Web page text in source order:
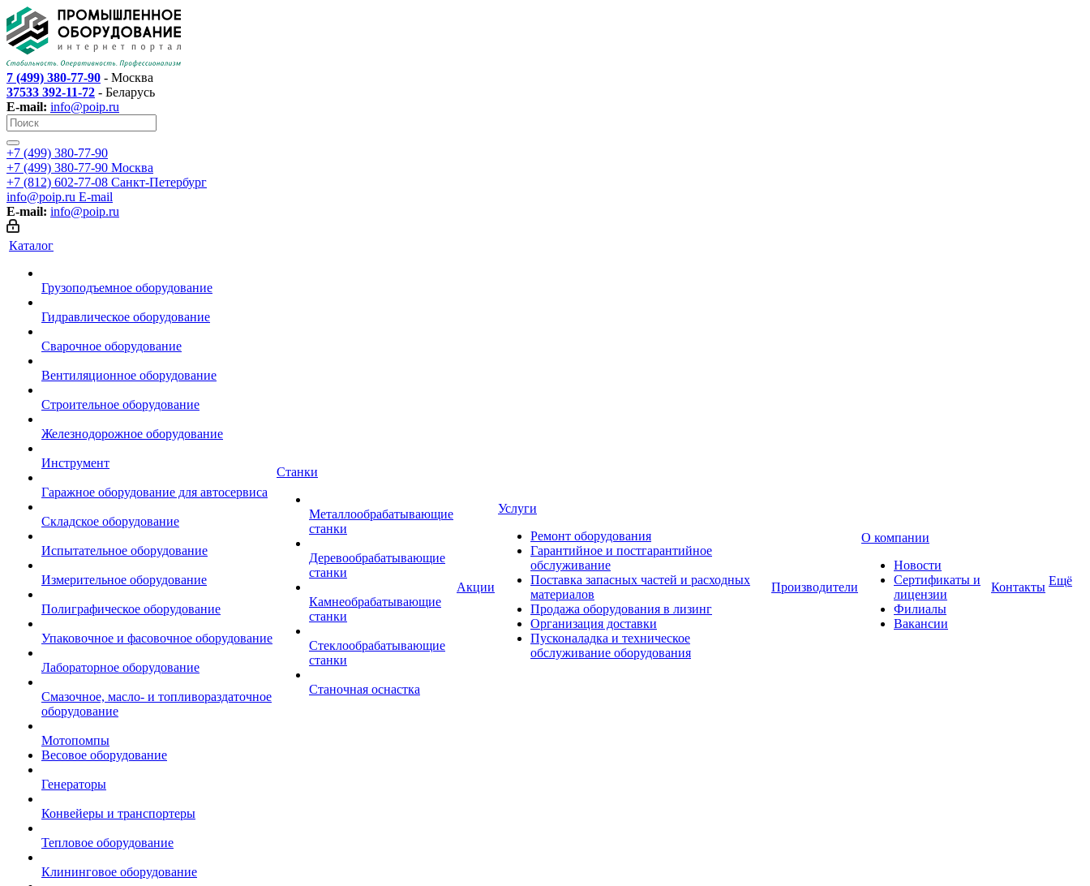
7 (499) 380-77-90 - Москва
37533 392-11-72 - Беларусь
E-mail: info@poip.ru
+7 (499) 380-77-90
+7 (499) 380-77-90 Москва
+7 (812) 602-77-08 Санкт-Петербург
info@poip.ru E-mail
E-mail: info@poip.ru
Каталог
Грузоподъемное оборудование
Гидравлическое оборудование
Сварочное оборудование
Вентиляционное оборудование
Строительное оборудование
Железнодорожное оборудование
Инструмент
Гаражное оборудование для автосервиса
Складское оборудование
Испытательное оборудование
Измерительное оборудование
Полиграфическое оборудование
Упаковочное и фасовочное оборудование
Лабораторное оборудование
Смазочное, масло- и топливораздаточное
оборудование
Мотопомпы
Весовое оборудование
Генераторы
Конвейеры и транспортеры
Тепловое оборудование
Клининговое оборудование
Станки
Металлообрабатывающие
станки
Деревообрабатывающие
станки
Камнеобрабатывающие
станки
Стеклообрабатывающие
станки
Станочная оснастка
Акции
Услуги
Ремонт оборудования
Гарантийное и постгарантийное
обслуживание
Поставка запасных частей и расходных
материалов
Продажа оборудования в лизинг
Организация доставки
Пусконаладка и техническое
обслуживание оборудования
Производители
О компании
Новости
Сертификаты и
лицензии
Филиалы
Вакансии
Контакты Ещё